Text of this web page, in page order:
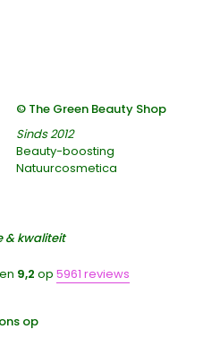
© The Green Beauty Shop
Sinds 2012
Beauty-boosting
Natuurcosmetica
& kwaliteit
9,2 op 5961 reviews
op